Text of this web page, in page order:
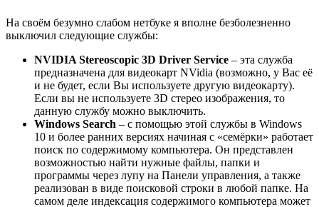
На своём безумно слабом нетбуке я вполне безболезненно
выключил следующие службы:
NVIDIA Stereoscopic 3D Driver Service – эта служба
предназначена для видеокарт NVidia (возможно, у Вас её
и не будет, если Вы используете другую видеокарту).
Если вы не используете 3D стерео изображения, то
данную службу можно выключить.
Windows Search – с помощью этой службы в Windows
10 и более ранних версиях начиная с «семёрки» работает
поиск по содержимому компьютера. Он представлен
возможностью найти нужные файлы, папки и
программы через лупу на Панели управления, а также
реализован в виде поисковой строки в любой папке. На
самом деле индексация содержимого компьютера может